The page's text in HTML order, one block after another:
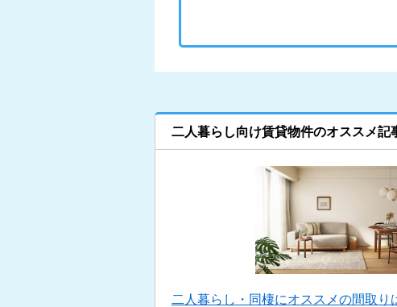
二人暮らし向け賃貸物件のオススメ記
二人暮らし・同棲にオススメの間取り